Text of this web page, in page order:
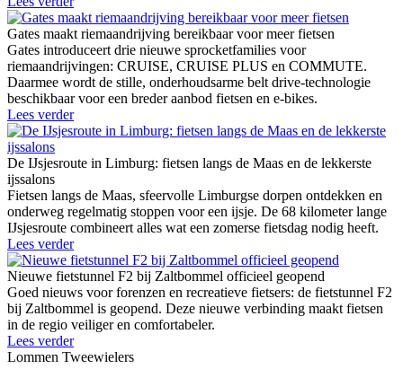
Gates maakt riemaandrijving bereikbaar voor meer fietsen
Gates introduceert drie nieuwe sprocketfamilies voor
riemaandrijvingen: CRUISE, CRUISE PLUS en COMMUTE.
Daarmee wordt de stille, onderhoudsarme belt drive-technologie
beschikbaar voor een breder aanbod fietsen en e-bikes.
Lees verder
De IJsjesroute in Limburg: fietsen langs de Maas en de lekkerste
ijssalons
Fietsen langs de Maas, sfeervolle Limburgse dorpen ontdekken en
onderweg regelmatig stoppen voor een ijsje. De 68 kilometer lange
IJsjesroute combineert alles wat een zomerse fietsdag nodig heeft.
Lees verder
Nieuwe fietstunnel F2 bij Zaltbommel officieel geopend
Goed nieuws voor forenzen en recreatieve fietsers: de fietstunnel F2
bij Zaltbommel is geopend. Deze nieuwe verbinding maakt fietsen
in de regio veiliger en comfortabeler.
Lees verder
Lommen Tweewielers